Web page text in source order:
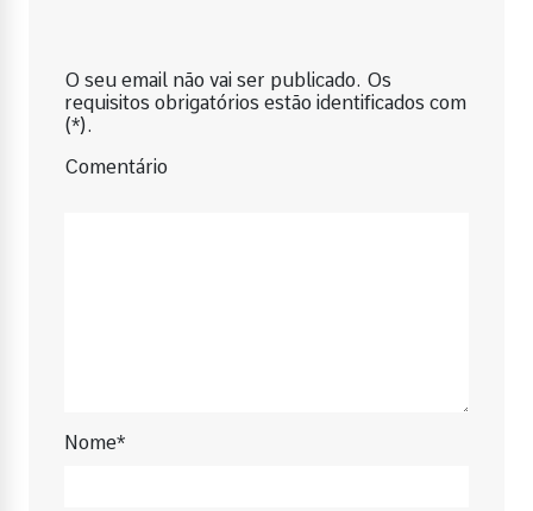
O seu email não vai ser publicado. Os
requisitos obrigatórios estão identificados com
(*).
Comentário
Nome*